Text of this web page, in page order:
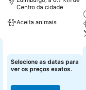
Centro da cidade
Aceita animais
Selecione as datas para
ver os preços exatos.